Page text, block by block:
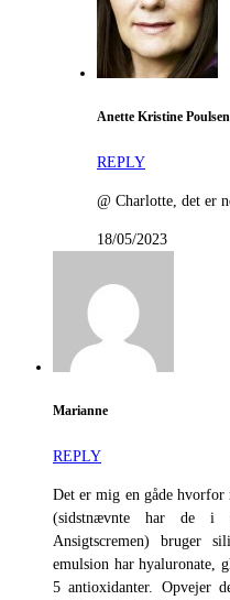
Anette Kristine Poulsen
REPLY
@ Charlotte, det er
18/05/2023
Marianne
REPLY
Det er mig en gåde
(sidstnævnte har de i
Ansigtscremen) bruger
emulsion har hyaluronate,
5 antioxidanter. Opvejer